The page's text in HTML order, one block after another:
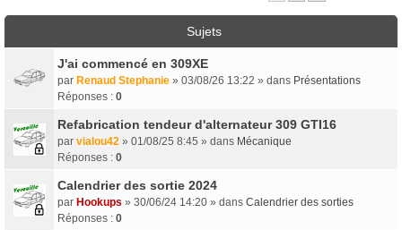
Sujets
J'ai commencé en 309XE
par Renaud Stephanie » 03/08/26 13:22 » dans Présentations
Réponses : 0
Refabrication tendeur d'alternateur 309 GTI16
par vialou42 » 01/08/25 8:45 » dans Mécanique
Réponses : 0
Calendrier des sortie 2024
par Hookups » 30/06/24 14:20 » dans Calendrier des sorties
Réponses : 0